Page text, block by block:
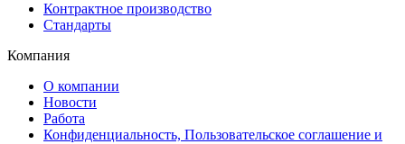
Контрактное производство
Стандарты
Компания
О компании
Новости
Работа
Конфиденциальность, Пользовательское соглашение и